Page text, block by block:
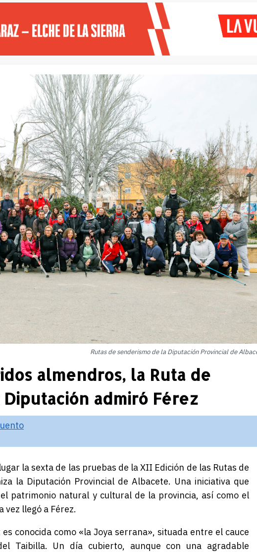
Rutas de senderismo de la Diputación Provincial de
almendros, la Ruta de
admiró Férez
la sexta de las pruebas de la XII Edición de las Rutas de
la Diputación Provincial de Albacete. Una iniciativa que
patrimonio natural y cultural de la provincia, así como el
vez llegó a Férez.
es conocida como «la Joya serrana», situada entre el cauce
Taibilla. Un día cubierto, aunque con una agradable